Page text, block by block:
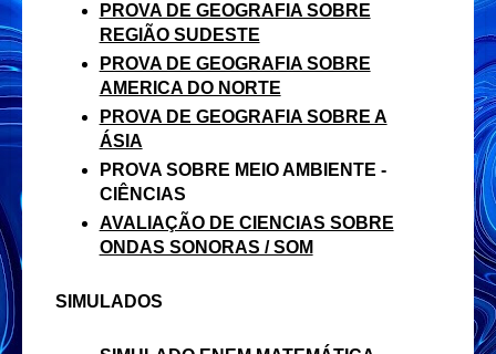
PROVA DE GEOGRAFIA SOBRE
REGIÃO SUDESTE
PROVA DE GEOGRAFIA SOBRE
AMERICA DO NORTE
PROVA DE GEOGRAFIA SOBRE A
ÁSIA
PROVA SOBRE MEIO AMBIENTE -
CIÊNCIAS
AVALIAÇÃO DE CIENCIAS SOBRE
ONDAS SONORAS / SOM
SIMULADOS